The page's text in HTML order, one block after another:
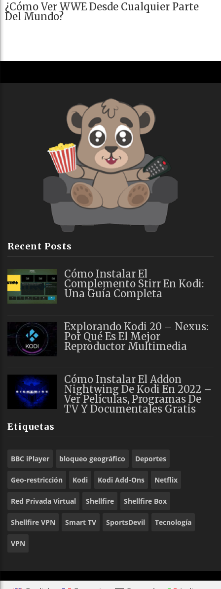
¿Cómo Ver WWE Desde Cualquier Parte
Del Mundo?
Recent Posts
Cómo Instalar El
Complemento Stirr En Kodi:
Una Guía Completa
Explorando Kodi 20 – Nexus:
Por Qué Es El Mejor
Reproductor Multimedia
Cómo Instalar El Addon
Nightwing De Kodi En 2022 –
Ver Películas, Programas De
TV Y Documentales Gratis
Etiquetas
BBC iPlayer bloqueo geográfico Deportes
Geo-restricción Kodi Kodi Add-Ons Netflix
Red Privada Virtual Shellfire Shellfire Box
Shellfire VPN Smart TV SportsDevil Tecnología
VPN